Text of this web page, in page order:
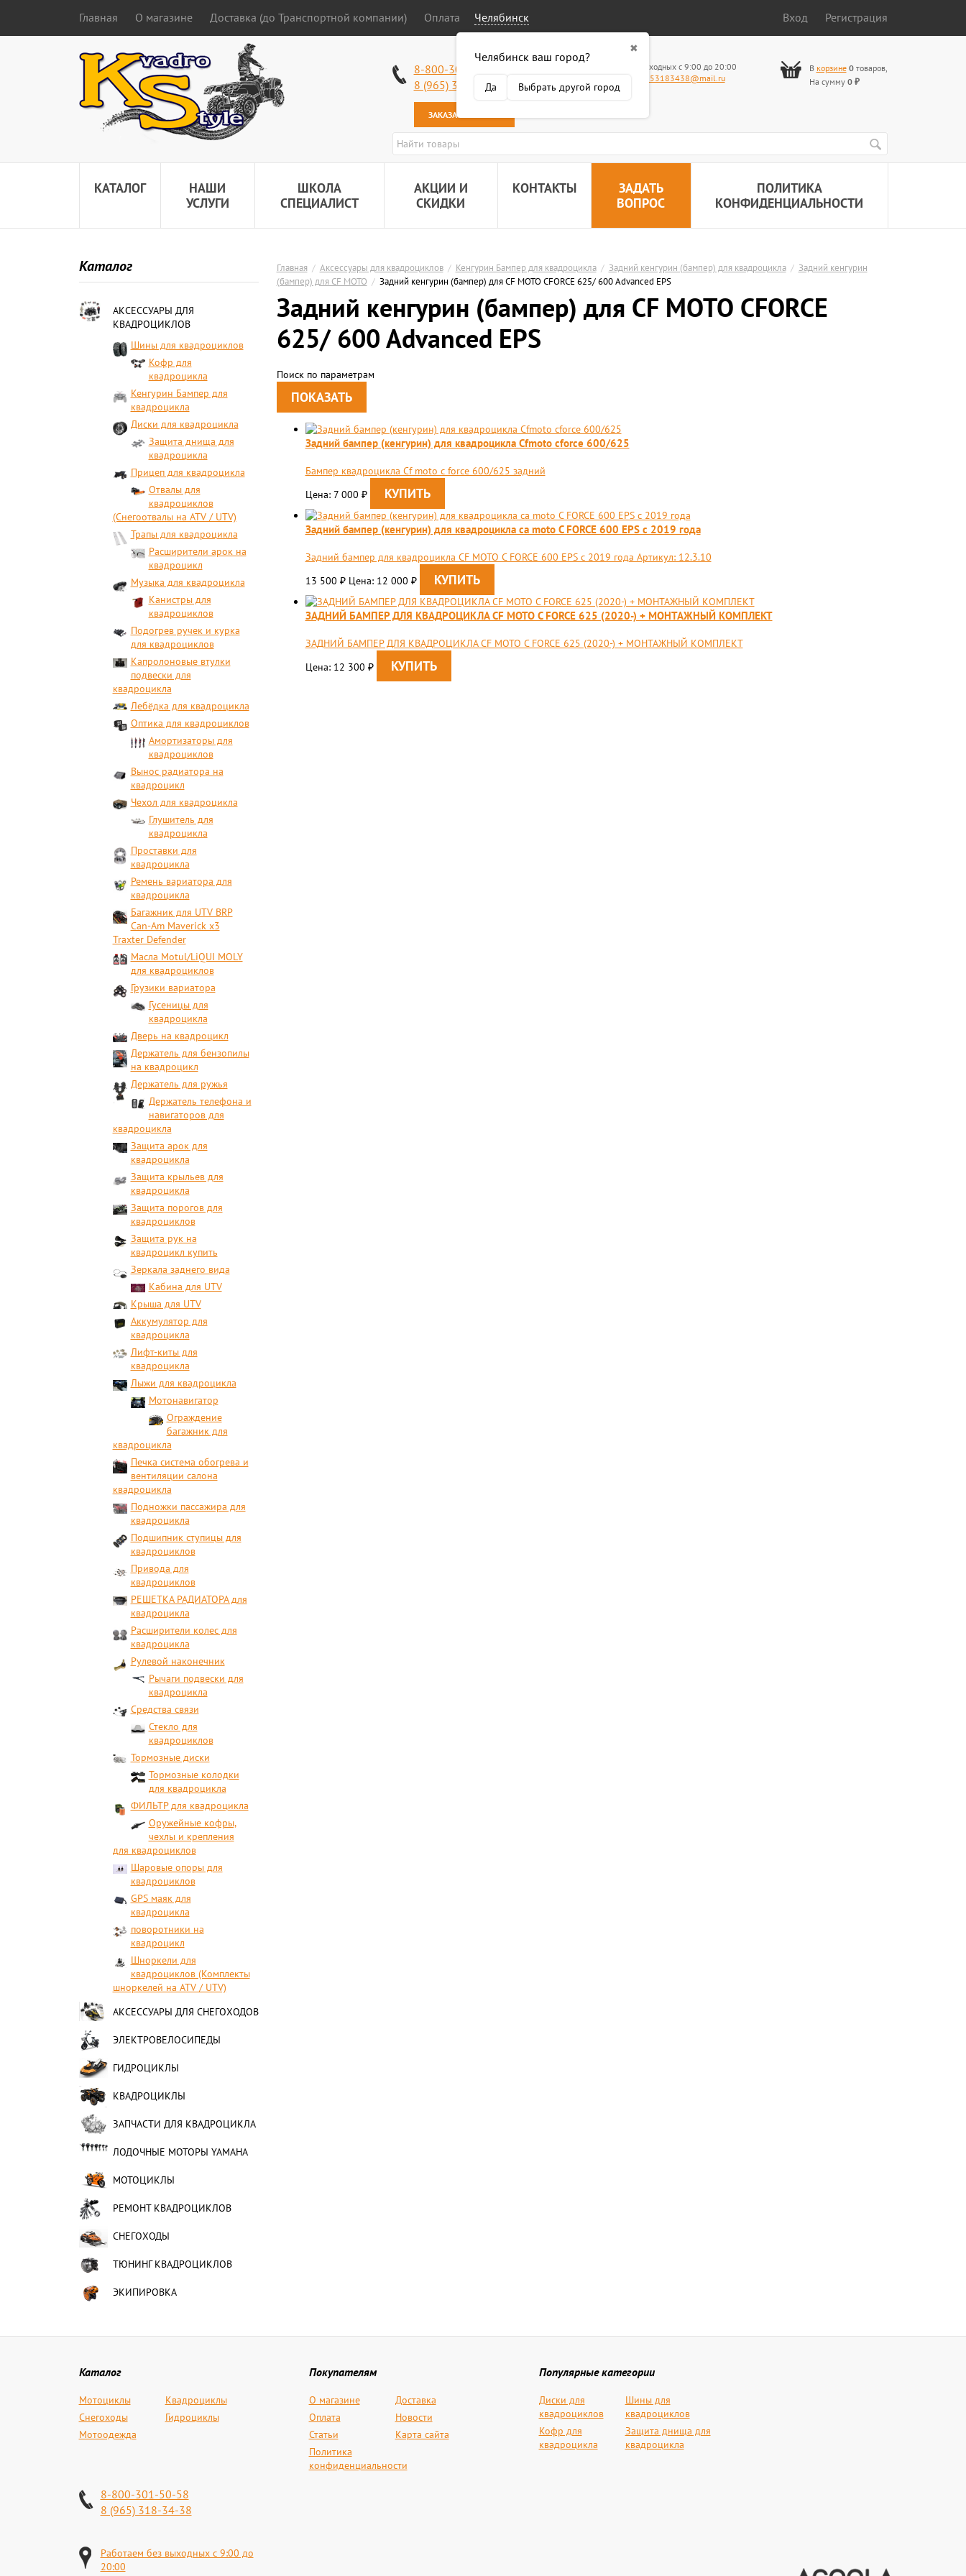
Главная О магазине Доставка (до Транспортной компании) Оплата Челябинск
✖
Челябинск ваш город?
Да Выбрать другой город
Вход Регистрация
8-800-301-50-58
8 (965) 318-34-38
ЗАКАЗАТЬ ЗВОНОК
Работаем без выходных с 9:00 до 20:00
89653183438@mail.ru
В корзине 0товаров,
На сумму 0 ₽
КАТАЛОГ
НАШИ
УСЛУГИ
ШКОЛА
СПЕЦИАЛИСТ
АКЦИИ И
СКИДКИ
КОНТАКТЫ
ЗАДАТЬ
ВОПРОС
ПОЛИТИКА
КОНФИДЕНЦИАЛЬНОСТИ
Каталог
АКСЕССУАРЫ ДЛЯ
КВАДРОЦИКЛОВ
Шины для квадроциклов
Кофр для
квадроцикла
Кенгурин Бампер для
квадроцикла
Диски для квадроцикла
Защита днища для
квадроцикла
Прицеп для квадроцикла
Отвалы для
квадроциклов
(Снегоотвалы на ATV / UTV)
Трапы для квадроцикла
Расширители арок на
квадроцикл
Музыка для квадроцикла
Канистры для
квадроциклов
Подогрев ручек и курка
для квадроциклов
Капролоновые втулки
подвески для
квадроцикла
Лебёдка для квадроцикла
Оптика для квадроциклов
Амортизаторы для
квадроциклов
Вынос радиатора на
квадроцикл
Чехол для квадроцикла
Глушитель для
квадроцикла
Проставки для
квадроцикла
Ремень вариатора для
квадроцикла
Багажник для UTV BRP
Can-Am Maverick x3
Traxter Defender
Масла Motul/LiQUI MOLY
для квадроциклов
Грузики вариатора
Гусеницы для
квадроцикла
Дверь на квадроцикл
Держатель для бензопилы
на квадроцикл
Держатель для ружья
Держатель телефона и
навигаторов для
квадроцикла
Защита арок для
квадроцикла
Защита крыльев для
квадроцикла
Защита порогов для
квадроциклов
Защита рук на
квадроцикл купить
Зеркала заднего вида
Кабина для UTV
Крыша для UTV
Аккумулятор для
квадроцикла
Лифт-киты для
квадроцикла
Лыжи для квадроцикла
Мотонавигатор
Ограждение
багажник для
квадроцикла
Печка система обогрева и
вентиляции салона
квадроцикла
Подножки пассажира для
квадроцикла
Подшипник ступицы для
квадроциклов
Привода для
квадроциклов
РЕШЕТКА РАДИАТОРА для
квадроцикла
Расширители колес для
квадроцикла
Рулевой наконечник
Рычаги подвески для
квадроцикла
Средства связи
Стекло для
квадроциклов
Тормозные диски
Тормозные колодки
для квадроцикла
ФИЛЬТР для квадроцикла
Оружейные кофры,
чехлы и крепления
для квадроциклов
Шаровые опоры для
квадроциклов
GPS маяк для
квадроцикла
поворотники на
квадроцикл
Шноркели для
квадроциклов (Комплекты
шноркелей на ATV / UTV)
АКСЕССУАРЫ ДЛЯ СНЕГОХОДОВ
ЭЛЕКТРОВЕЛОСИПЕДЫ
ГИДРОЦИКЛЫ
КВАДРОЦИКЛЫ
ЗАПЧАСТИ ДЛЯ КВАДРОЦИКЛА
ЛОДОЧНЫЕ МОТОРЫ YAMAHA
МОТОЦИКЛЫ
РЕМОНТ КВАДРОЦИКЛОВ
СНЕГОХОДЫ
ТЮНИНГ КВАДРОЦИКЛОВ
ЭКИПИРОВКА
Главная / Аксессуары для квадроциклов / Кенгурин Бампер для квадроцикла / Задний кенгурин (бампер) для квадроцикла / Задний кенгурин
(бампер) для СF MOTO / Задний кенгурин (бампер) для СF MOTO CFORCE 625/ 600 Advanced EPS
Задний кенгурин (бампер) для СF MOTO CFORCE
625/ 600 Advanced EPS
Поиск по параметрам
Задний бампер (кенгурин) для квадроцикла Сfmoto cforce 600/625
Бампер квадроцикла Сf moto c force 600/625 задний
Цена: 7 000 ₽
Задний бампер (кенгурин) для квадроцикла ca moto C FORCE 600 EPS с 2019 года
Задний бампер для квадроцикла CF MOTO C FORCE 600 EPS с 2019 года Артикул: 12.3.10
13 500 ₽ Цена: 12 000 ₽
ЗАДНИЙ БАМПЕР ДЛЯ КВАДРОЦИКЛА CF MOTO C FORCE 625 (2020-) + МОНТАЖНЫЙ КОМПЛЕКТ
ЗАДНИЙ БАМПЕР ДЛЯ КВАДРОЦИКЛА CF MOTO C FORCE 625 (2020-) + МОНТАЖНЫЙ КОМПЛЕКТ
Цена: 12 300 ₽
Каталог
Мотоциклы
Квадроциклы
Снегоходы
Гидроциклы
Мотоодежда
Покупателям
О магазине
Доставка
Оплата
Новости
Статьи
Карта сайта
Политика
конфиденциальности
Популярные категории
Диски для
квадроциклов
Шины для
квадроциклов
Кофр для
квадроцикла
Защита днища для
квадроцикла
8-800-301-50-58
8 (965) 318-34-38
Работаем без выходных с 9:00 до
20:00